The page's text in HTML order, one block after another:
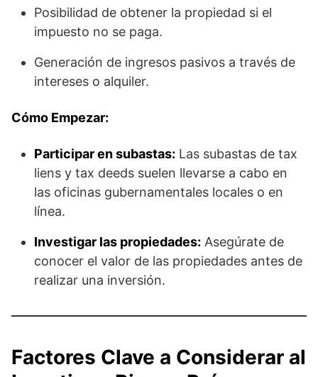
Posibilidad de obtener la propiedad si el
impuesto no se paga.
Generación de ingresos pasivos a través de
intereses o alquiler.
Cómo Empezar:
Participar en subastas: Las subastas de tax
liens y tax deeds suelen llevarse a cabo en
las oficinas gubernamentales locales o en
línea.
Investigar las propiedades: Asegúrate de
conocer el valor de las propiedades antes de
realizar una inversión.
Factores Clave a Considerar al